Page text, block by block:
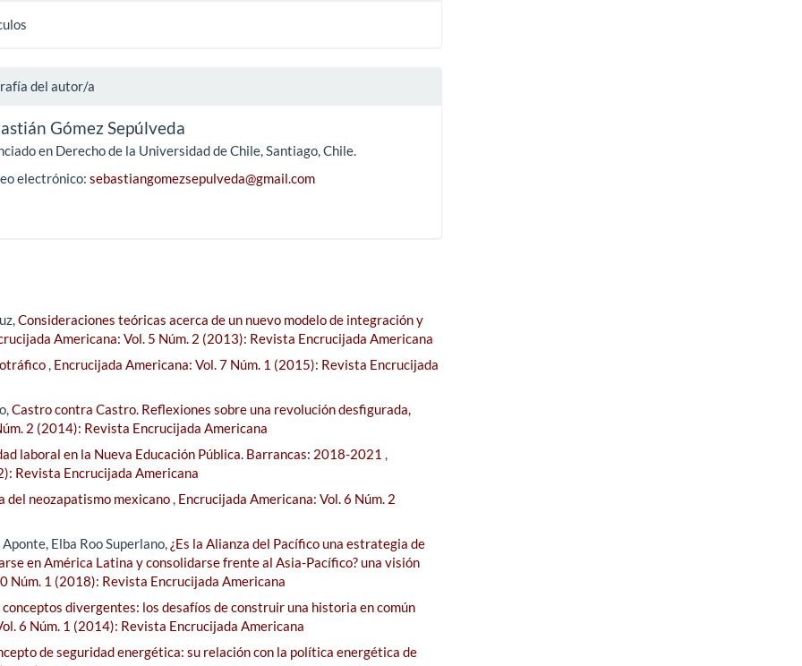
del autor/a
Gómez Sepúlveda
en Derecho de la Universidad de Chile, Santiago, Chile.
electrónico: sebastiangomezsepulveda@gmail.com
Consideraciones teóricas acerca de un nuevo modelo de integración y
Americana: Vol. 5 Núm. 2 (2013): Revista Encrucijada Americana
, Encrucijada Americana: Vol. 7 Núm. 1 (2015): Revista Encrucijada
Castro contra Castro. Reflexiones sobre una revolución desfigurada,
2 (2014): Revista Encrucijada Americana
laboral en la Nueva Educación Pública. Barrancas: 2018-2021 ,
Revista Encrucijada Americana
del neozapatismo mexicano, Encrucijada Americana: Vol. 6 Núm. 2
Elba Roo Superlano, ¿Es la Alianza del Pacífico una estrategia de
en América Latina y consolidarse frente al Asia-Pacífico? una visión
Núm. 1 (2018): Revista Encrucijada Americana
divergentes: los desafíos de construir una historia en común
6 Núm. 1 (2014): Revista Encrucijada Americana
de seguridad energética: su relación con la política energética de